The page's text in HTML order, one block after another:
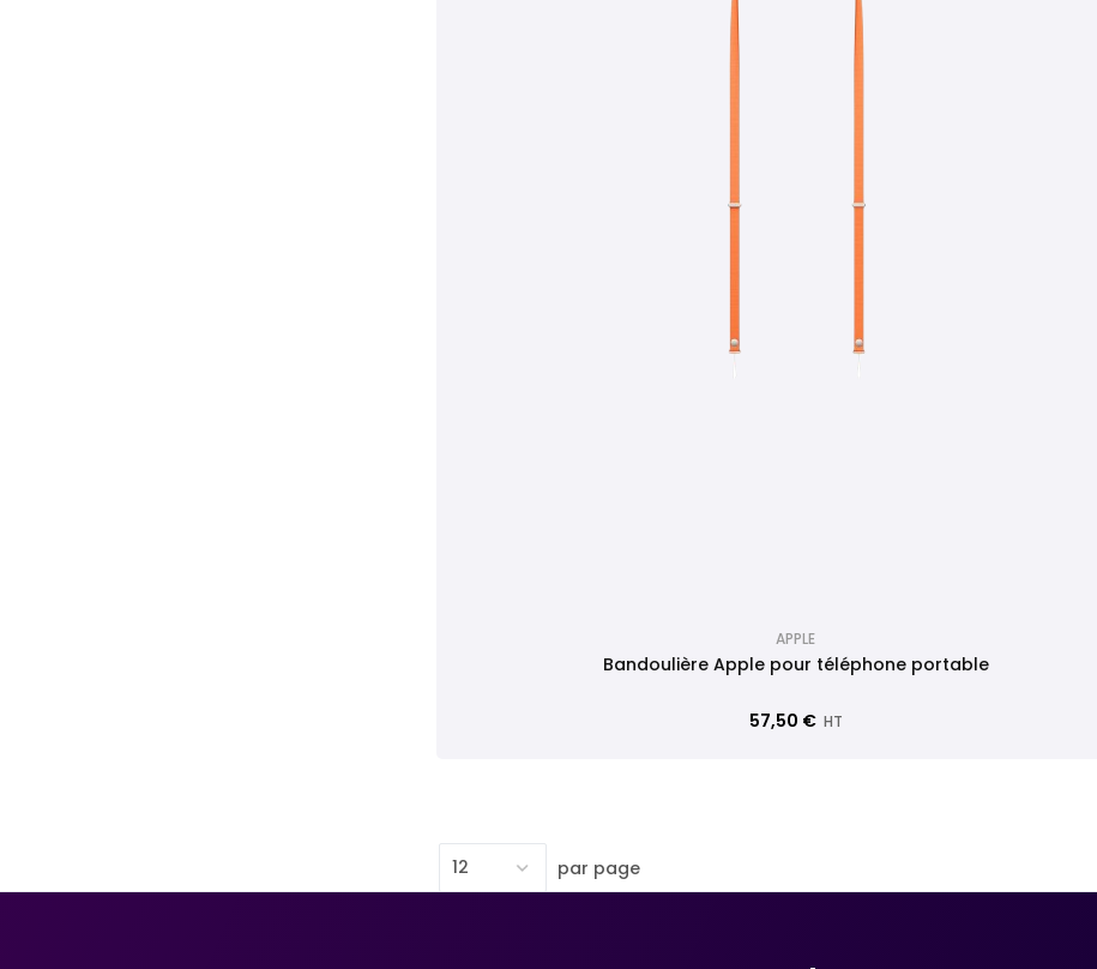
APPLE
Bandoulière Apple pour téléphone portable
57,50 € HT
par page